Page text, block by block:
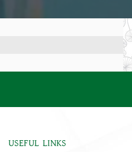
USEFUL LINKS